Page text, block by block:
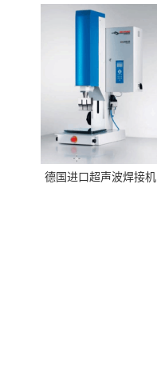
德国进口超声波焊接机